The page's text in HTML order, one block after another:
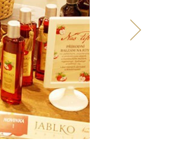
Hot Springs